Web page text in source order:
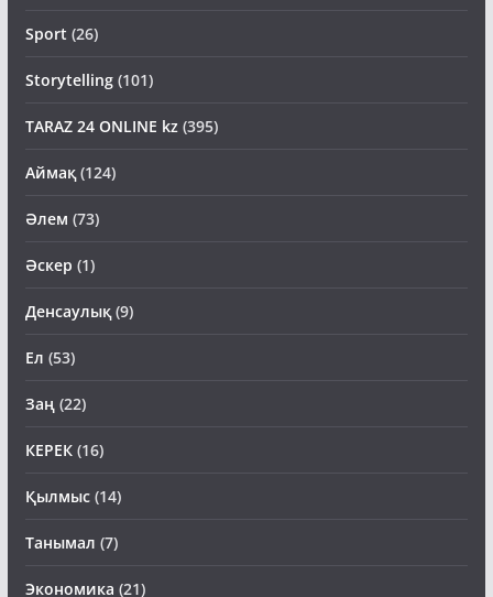
Sport (26)
Storytelling(101)
TARAZ 24 ONLINE kz(395)
Аймақ(124)
Әлем (73)
Әскер (1)
Денсаулық(9)
Ел (53)
Заң(22)
КЕРЕК(16)
Қылмыс(14)
Танымал (7)